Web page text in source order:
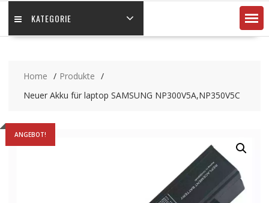
KATEGORIE
Home
Produkte
Neuer Akku für laptop SAMSUNG NP300V5A,NP350V5C
ANGEBOT!